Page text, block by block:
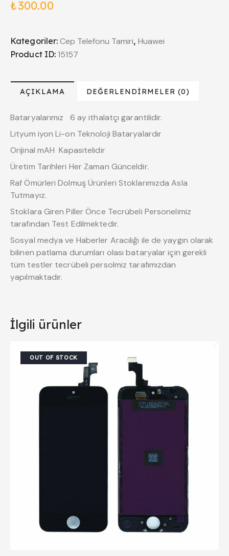
₺300.00
Kategoriler:Cep Telefonu Tamiri, Huawei
Product ID: 15157
AÇIKLAMA DEĞERLENDIRMELER (0)
Bataryalarımız 6 ay ithalatçı garantilidir.
Lityum iyon Li-on Teknoloji Bataryalardır
Orijinal mAH Kapasitelidir
Üretim Tarihleri Her Zaman Günceldir.
Raf Ömürleri Dolmuş Ürünleri Stoklarımızda Asla
Tutmayız.
Stoklara Giren Piller Önce Tecrübeli Personelimiz
tarafından Test Edilmektedir.
Sosyal medya ve Haberler Aracılığı ile de yaygın olarak
bilinen patlama durumları olası bataryalar için gerekli
tüm testler tecrübeli persolmiz tarafımızdan
yapılmaktadır.
İlgili ürünler
OUT OF STOCK